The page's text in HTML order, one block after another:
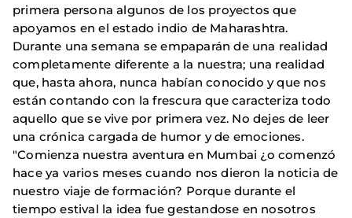
primera persona algunos de los proyectos que
apoyamos en el estado indio de Maharashtra.
Durante una semana se empaparán de una realidad
completamente diferente a la nuestra; una realidad
que, hasta ahora, nunca habían conocido y que nos
están contando con la frescura que caracteriza todo
aquello que se vive por primera vez. No dejes de leer
una crónica cargada de humor y de emociones.
"Comienza nuestra aventura en Mumbai ¿o comenzó
hace ya varios meses cuando nos dieron la noticia de
nuestro viaje de formación? Porque durante el
tiempo estival la idea fue gestandose en nosotros